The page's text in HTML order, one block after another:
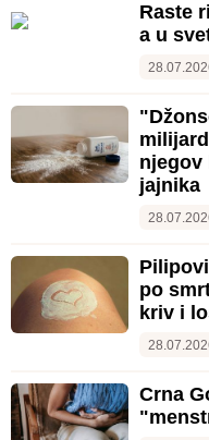
Raste
a u
njegov
jajnika
po
kriv i
Crna